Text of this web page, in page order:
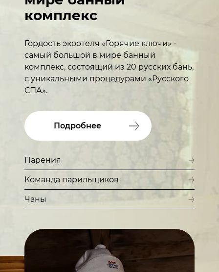
комплекс
Гордость экоотеля «Горячие ключи» -
самый большой в мире банный
комплекс, состоящий из 20 русских бань,
с уникальными процедурами «Русского
СПА».
Подробнее
Парения
Команда парильщиков
Чаны